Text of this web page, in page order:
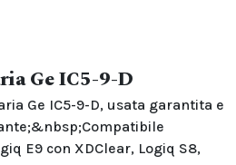
Ge IC5-9-D
Ge IC5-9-D, usata garantita e
E9 con XDClear, Logiq S8,